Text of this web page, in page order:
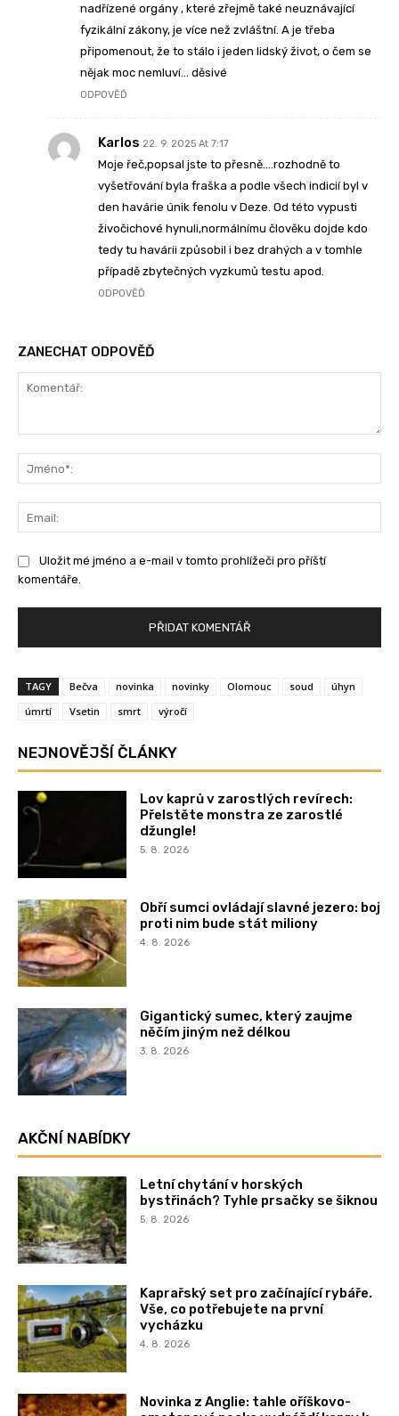
nadřízené orgány , které zřejmě také neuznávající
fyzikální zákony, je více než zvláštní. A je třeba
připomenout, že to stálo i jeden lidský život, o čem se
nějak moc nemluví… děsivé
ODPOVĚĎ
Karlos 22. 9. 2025 At 7:17
Moje řeč,popsal jste to přesně….rozhodně to
vyšetřování byla fraška a podle všech indicií byl v
den havárie únik fenolu v Deze. Od této vypusti
živočichové hynuli,normálnímu člověku dojde kdo
tedy tu havárii způsobil i bez drahých a v tomhle
případě zbytečných vyzkumů testu apod.
ODPOVĚĎ
ZANECHAT ODPOVĚĎ
Uložit mé jméno a e-mail v tomto prohlížeči pro příští
komentáře.
TAGY Bečva novinka novinky Olomouc soud
úhyn
úmrtí
Vsetin smrt výročí
NEJNOVĚJŠÍ ČLÁNKY
Lov kaprů v zarostlých revírech:
Přelstěte monstra ze zarostlé
džungle!
5. 8. 2026
Obří sumci ovládají slavné jezero: boj
proti nim bude stát miliony
4. 8. 2026
Gigantický sumec, který zaujme
něčím jiným než délkou
3. 8. 2026
AKČNÍ NABÍDKY
Letní chytání v horských
bystřinách? Tyhle prsačky se šiknou
5. 8. 2026
Kaprařský set pro začínající rybáře.
Vše, co potřebujete na první
vycházku
4. 8. 2026
Novinka z Anglie: tahle oříškovo-